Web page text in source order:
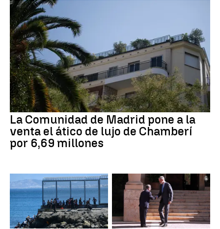
La Comunidad de Madrid pone a la
venta el ático de lujo de Chamberí
por 6,69 millones